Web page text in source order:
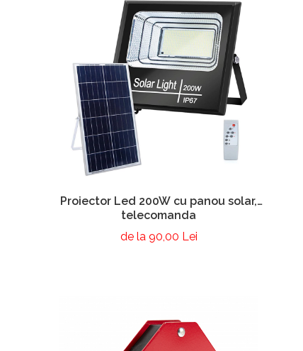
Proiector Led 200W cu panou solar,
telecomanda
de la 90,00 Lei